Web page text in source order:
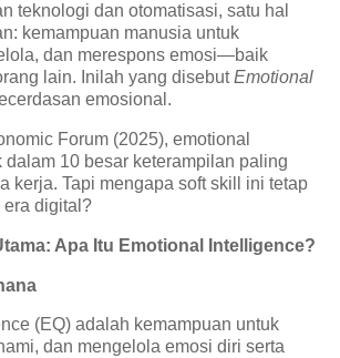
teknologi dan otomatisasi, satu hal
kemampuan manusia untuk
dan merespons emosi—baik
lain. Inilah yang disebutEmotional
emosional.
Forum (2025), emotional
dalam 10 besar keterampilan paling
kerja. Tapi mengapa soft skill ini tetap
era digital?
Apa Itu Emotional Intelligence?
(EQ) adalah kemampuan untuk
dan mengelola emosi diri serta